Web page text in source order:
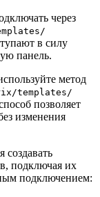
через
в силу
панель.
метод
templates/
позволяет
изменения
создавать
подключая их
подключением: